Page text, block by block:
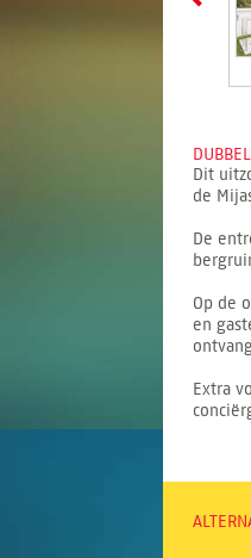
Dit
de
De
Op de
en
Extra